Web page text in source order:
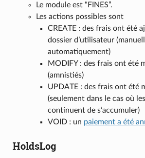
Le module est “FINES”.
Les actions possibles sont
CREATE : des frais ont été
dossier d’utilisateur
automatiquement)
MODIFY : des frais ont été
(amnistiés)
UPDATE : des frais ont été
(seulement dans le cas où
continuent de s’accumuler)
VOID : un paiement a été
HoldsLog